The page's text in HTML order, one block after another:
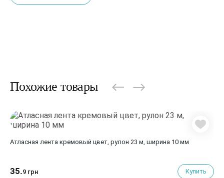
Похожие товары
Атласная лента кремовый цвет, рулон 23 м, ширина 10 мм
35.9 грн Купить